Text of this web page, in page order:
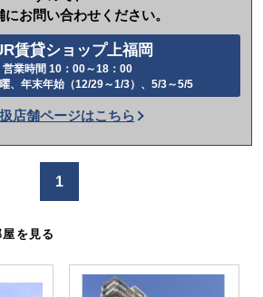
にお問い合わせください。
賃貸ショップ上福岡
営業時間 10：00～18：00
、年末年始（12/29～1/3）、5/3～5/5
話
か
店舗ページはこちら
1
を見る